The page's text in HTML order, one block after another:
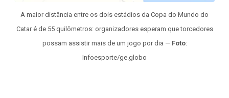
A maior distância entre os dois estádios da Copa do Mundo do
Catar é de 55 quilômetros: organizadores esperam que torcedores
possam assistir mais de um jogo por dia — Foto:
Infoesporte/ge.globo